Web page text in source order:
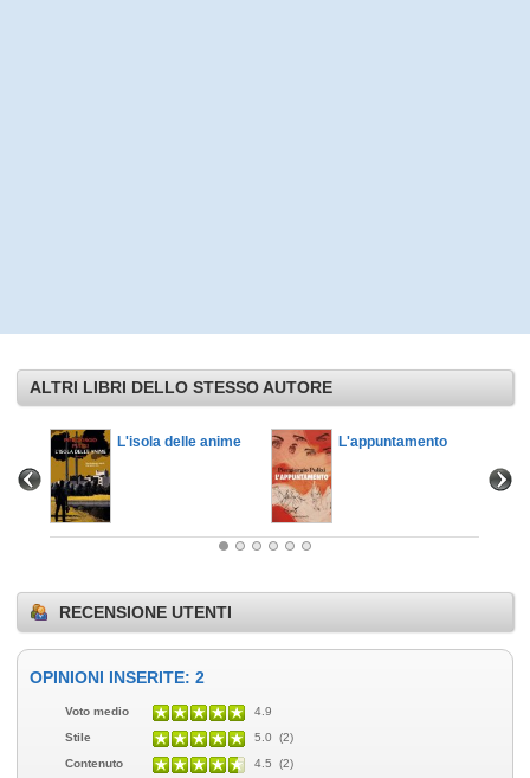
ALTRI LIBRI DELLO STESSO AUTORE
L'isola delle anime L'appuntamento
RECENSIONE UTENTI
OPINIONI INSERITE: 2
Voto medio
4.9
Stile
5.0 (2)
Contenuto
4.5 (2)